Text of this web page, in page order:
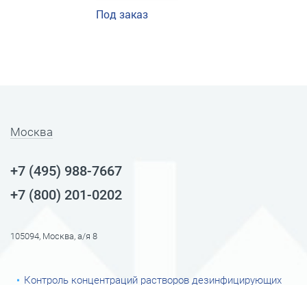
Под заказ
Москва
+7 (495) 988-7667
+7 (800) 201-0202
105094, Москва, а/я 8
Контроль концентраций растворов дезинфицирующих